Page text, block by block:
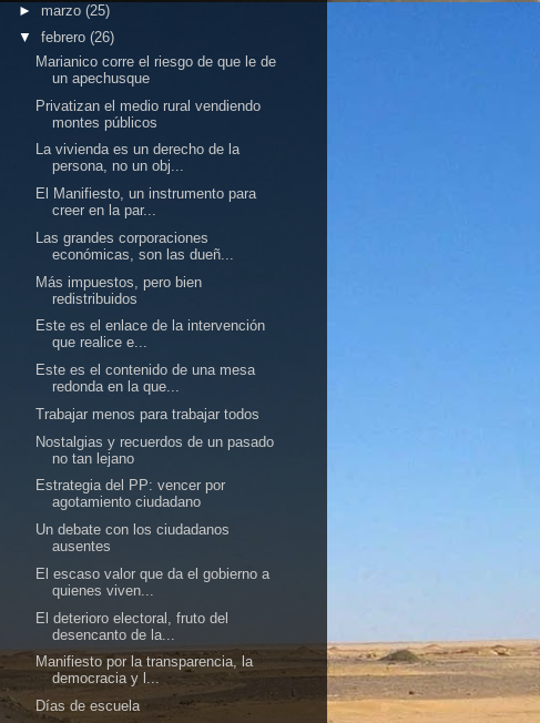
► marzo (25)
▼ febrero (26)
Marianico corre el riesgo de que le de
un apechusque
Privatizan el medio rural vendiendo
montes públicos
La vivienda es un derecho de la
persona, no un obj...
El Manifiesto, un instrumento para
creer en la par...
Las grandes corporaciones
económicas, son las dueñ...
Más impuestos, pero bien
redistribuidos
Este es el enlace de la intervención
que realice e...
Este es el contenido de una mesa
redonda en la que...
Trabajar menos para trabajar todos
Nostalgias y recuerdos de un pasado
no tan lejano
Estrategia del PP: vencer por
agotamiento ciudadano
Un debate con los ciudadanos
ausentes
El escaso valor que da el gobierno a
quienes viven...
El deterioro electoral, fruto del
desencanto de la...
Manifiesto por la transparencia, la
democracia y l...
Días de escuela